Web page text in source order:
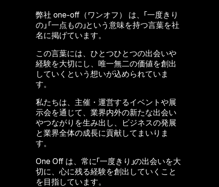
弊社 one-off（ワンオフ） は、「一度きり
の」 「一点もの」という意味を持つ言葉を社
名に掲げています。
この言葉には、ひとつひとつの出会いや
経験を大切にし、唯一無二の価値を創出
していくという想いが込められていま
す。
私たちは、主催・運営するイベントや展
示会を通じて、業界内外の新たな出会い
やつながりを生み出し、ビジネスの発展
と業界全体の成長に貢献してまいりま
す。
One Off は、常に「一度きり」の出会いを大
切に、心に残る経験を創出していくこと
を目指しています。